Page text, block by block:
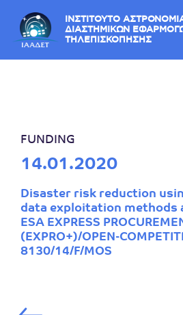
ΙΝΣΤΙΤΟΥΤΟ
ΔΙΑΣΤΗΜΙΚΩΝ
ΤΗΛΕΠΙΣΚΟΠΗΣΗΣ
FUNDING
14.01.2020
Disaster risk reduction
data exploitation methods
ESA EXPRESS
(EXPRO+)/OPEN-
8130/14/F/MOS